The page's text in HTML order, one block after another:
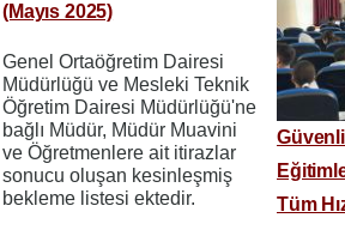
(Mayıs 2025)
Genel Ortaöğretim Dairesi
Müdürlüğü ve Mesleki Teknik
Öğretim Dairesi Müdürlüğü'ne
bağlı Müdür, Müdür Muavini
ve Öğretmenlere ait itirazlar
sonucu oluşan kesinleşmiş
bekleme listesi ektedir.
Tüm